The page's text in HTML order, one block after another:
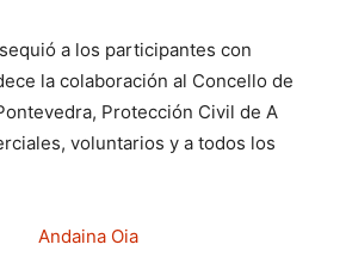
a los participantes con
la colaboración al Concello de
Protección Civil de A
voluntarios y a todos los